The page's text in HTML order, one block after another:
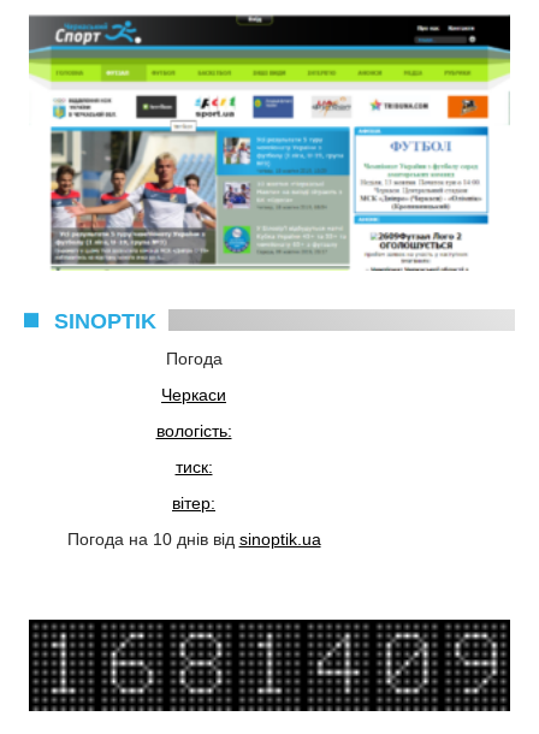
SINOPTIK
Погода
Черкаси
вологість:
тиск:
вітер:
Погода на 10 днів від sinoptik.ua